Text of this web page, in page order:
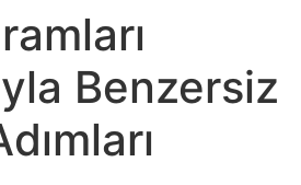
Benzersiz